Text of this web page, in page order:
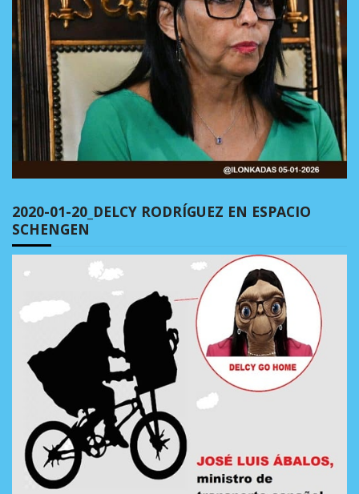
2020-01-20_DELCY RODRÍGUEZ EN ESPACIO
SCHENGEN